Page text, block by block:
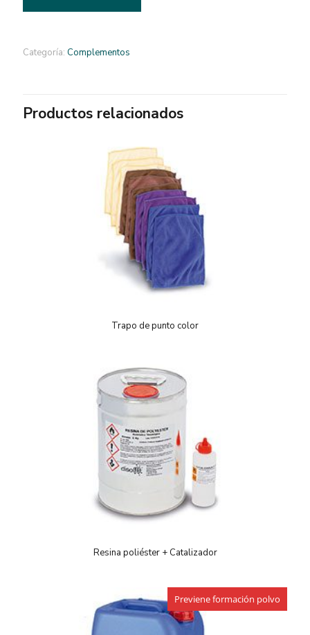
Categoría: Complementos
Productos relacionados
Trapo de punto color
Resina poliéster + Catalizador
Previene formación polvo